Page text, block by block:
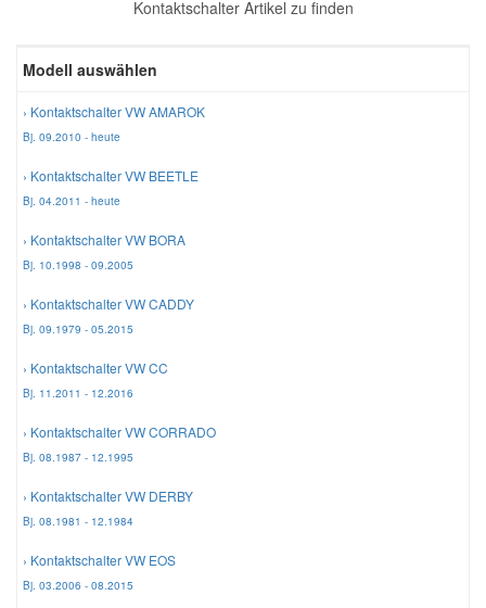
Kontaktschalter Artikel zu finden
Modell auswählen
› Kontaktschalter VW AMAROK
Bj. 09.2010 - heute
› Kontaktschalter VW BEETLE
Bj. 04.2011 - heute
› Kontaktschalter VW BORA
Bj. 10.1998 - 09.2005
› Kontaktschalter VW CADDY
Bj. 09.1979 - 05.2015
› Kontaktschalter VW CC
Bj. 11.2011 - 12.2016
› Kontaktschalter VW CORRADO
Bj. 08.1987 - 12.1995
› Kontaktschalter VW DERBY
Bj. 08.1981 - 12.1984
› Kontaktschalter VW EOS
Bj. 03.2006 - 08.2015
Zündanlage und Glühanlage
Mercedes Ersatzteile